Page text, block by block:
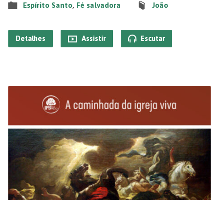
Espírito Santo, Fé salvadora João
Detalhes Assistir Escutar